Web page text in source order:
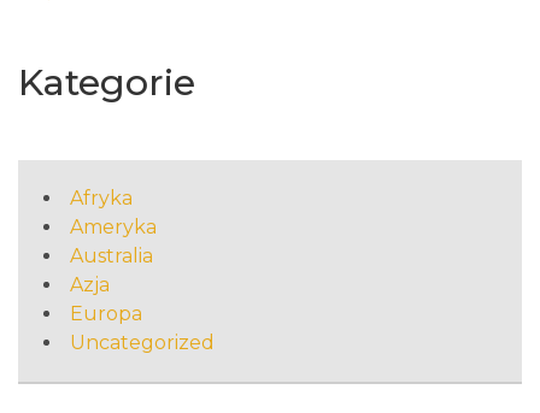
Kategorie
Afryka
Ameryka
Australia
Azja
Europa
Uncategorized